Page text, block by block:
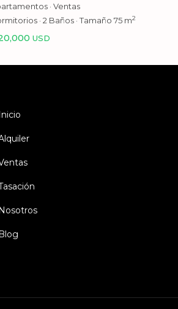
·Ventas
· 2 Baños · Tamaño75 m2
USD